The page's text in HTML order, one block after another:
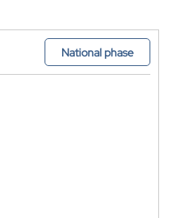
National phase